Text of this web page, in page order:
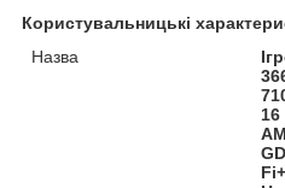
Користувальницькі
Назва
16